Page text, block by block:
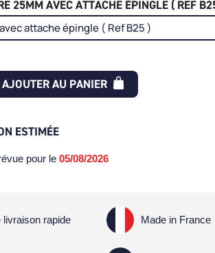
25MM AVEC ATTACHE ÉPINGLE ( REF
AJOUTER AU PANIER
ESTIMÉE
pour le 05/08/2026
livraison rapide Made in France